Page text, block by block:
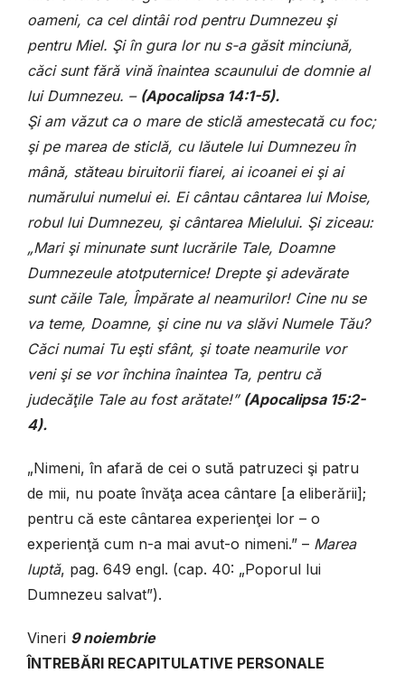
oameni, ca cel dintâi rod pentru Dumnezeu şi
pentru Miel. Şi în gura lor nu s-a găsit minciună,
căci sunt fără vină înaintea scaunului de domnie al
lui Dumnezeu. – (Apocalipsa 14:1-5).
Şi am văzut ca o mare de sticlă amestecată cu foc;
şi pe marea de sticlă, cu lăutele lui Dumnezeu în
mână, stăteau biruitorii fiarei, ai icoanei ei şi ai
numărului numelui ei. Ei cântau cântarea lui Moise,
robul lui Dumnezeu, şi cântarea Mielului. Şi ziceau:
„Mari şi minunate sunt lucrările Tale, Doamne
Dumnezeule atotputernice! Drepte şi adevărate
sunt căile Tale, Împărate al neamurilor! Cine nu se
va teme, Doamne, şi cine nu va slăvi Numele Tău?
Căci numai Tu eşti sfânt, şi toate neamurile vor
veni şi se vor închina înaintea Ta, pentru că
judecăţile Tale au fost arătate!” (Apocalipsa 15:2-
4).
„Nimeni, în afară de cei o sută patruzeci şi patru
de mii, nu poate învăţa acea cântare [a eliberării];
pentru că este cântarea experienţei lor – o
experienţă cum n-a mai avut-o nimeni.” – Marea
luptă, pag. 649 engl. (cap. 40: „Poporul lui
Dumnezeu salvat”).
Vineri 9 noiembrie
ÎNTREBĂRI RECAPITULATIVE PERSONALE